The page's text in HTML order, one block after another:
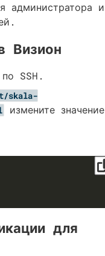
администратора и
Визион
SSH.
skala-
измените значение
для